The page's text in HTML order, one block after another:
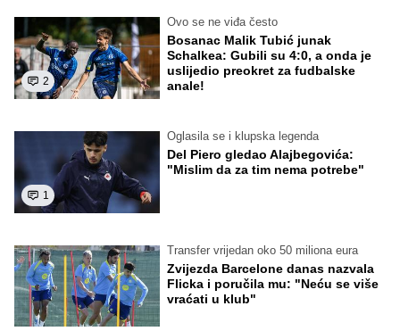
2
Ovo se ne viđa često
Bosanac Malik Tubić junak
Schalkea: Gubili su 4:0, a onda je
uslijedio preokret za fudbalske
anale!
1
Oglasila se i klupska legenda
Del Piero gledao Alajbegovića:
"Mislim da za tim nema potrebe"
Transfer vrijedan oko 50 miliona eura
Zvijezda Barcelone danas nazvala
Flicka i poručila mu: "Neću se više
vraćati u klub"